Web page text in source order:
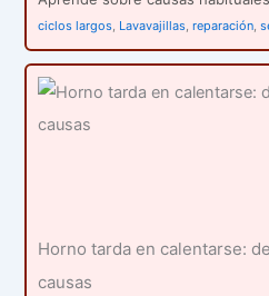
ciclos largos, Lavavajillas,reparación,
Horno tarda en calentarse:
causas